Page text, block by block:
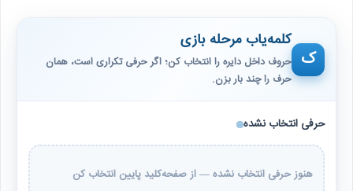
ک
کلمه‌یاب مرحله بازی
حروف داخل دایره را انتخاب کن؛ اگر حرفی تکراری است، همان
حرف را چند بار بزن.
حرفی انتخاب نشده
هنوز حرفی انتخاب نشده — از صفحه‌کلید پایین انتخاب کن